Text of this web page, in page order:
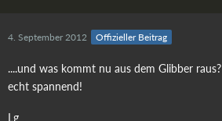
4. September 2012 Offizieller Beitrag
....und was kommt nu aus dem Glibber raus?
echt spannend!
Lg